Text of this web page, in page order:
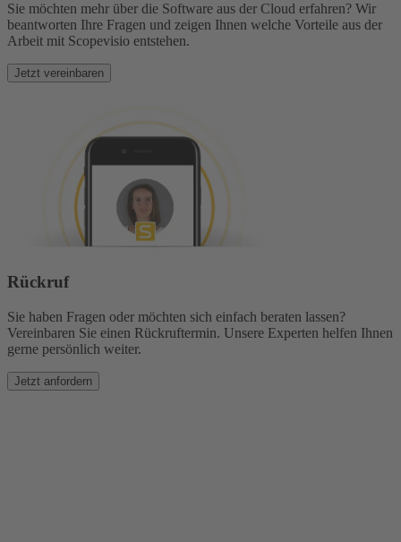
Sie möchten mehr über die Software aus der Cloud erfahren? Wir
beantworten Ihre Fragen und zeigen Ihnen welche Vorteile aus der
Arbeit mit Scopevisio entstehen.
Jetzt vereinbaren
Rückruf
Sie haben Fragen oder möchten sich einfach beraten lassen?
Vereinbaren Sie einen Rückruftermin. Unsere Experten helfen Ihnen
gerne persönlich weiter.
Jetzt anfordern